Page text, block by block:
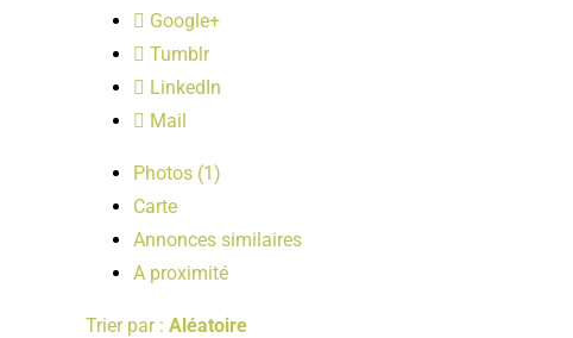
Google+
Tumblr
LinkedIn
Mail
Photos (1)
Carte
Annonces similaires
A proximité
Trier par : Aléatoire